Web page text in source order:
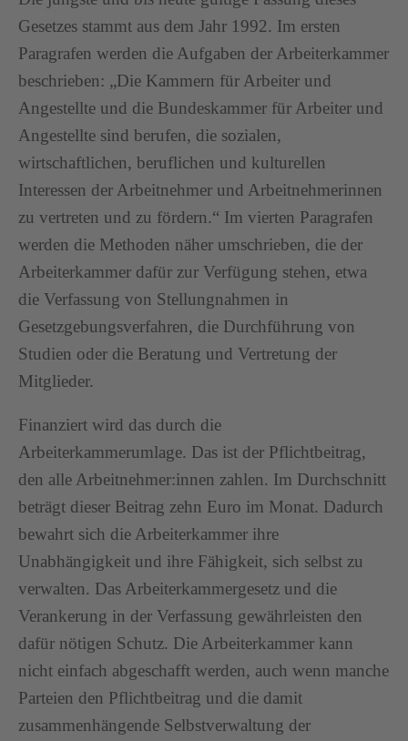
Gesetzes stammt aus dem Jahr 1992. Im ersten
Paragrafen werden die Aufgaben der Arbeiterkammer
beschrieben: „Die Kammern für Arbeiter und
Angestellte und die Bundeskammer für Arbeiter und
Angestellte sind berufen, die sozialen,
wirtschaftlichen, beruflichen und kulturellen
Interessen der Arbeitnehmer und Arbeitnehmerinnen
zu vertreten und zu fördern.“ Im vierten Paragrafen
werden die Methoden näher umschrieben, die der
Arbeiterkammer dafür zur Verfügung stehen, etwa
die Verfassung von Stellungnahmen in
Gesetzgebungsverfahren, die Durchführung von
Studien oder die Beratung und Vertretung der
Mitglieder.
Finanziert wird das durch die
Arbeiterkammerumlage. Das ist der Pflichtbeitrag,
den alle Arbeitnehmer:innen zahlen. Im Durchschnitt
beträgt dieser Beitrag zehn Euro im Monat. Dadurch
bewahrt sich die Arbeiterkammer ihre
Unabhängigkeit und ihre Fähigkeit, sich selbst zu
verwalten. Das Arbeiterkammergesetz und die
Verankerung in der Verfassung gewährleisten den
dafür nötigen Schutz. Die Arbeiterkammer kann
nicht einfach abgeschafft werden, auch wenn manche
Parteien den Pflichtbeitrag und die damit
zusammenhängende Selbstverwaltung der